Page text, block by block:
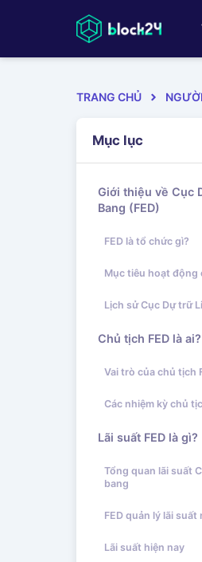
TRANG CHỦ
Mục lục
Giới thiệu về Cục
Bang (FED)
FED là tổ chức gì?
Mục tiêu hoạt động
Lịch sử Cục Dự trữ
Chủ tịch FED là ai?
Vai trò của chủ tịch
Các nhiệm kỳ chủ
Lãi suất FED là gì?
Tổng quan lãi suất
bang
FED quản lý lãi suất
Lãi suất hiện nay